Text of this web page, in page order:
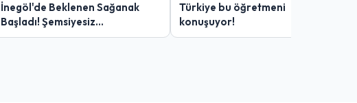
İnegöl'de Beklenen Sağanak
Başladı! Şemsiyesiz
Yakalananlar Zor Anlar Yaşadı
Türkiye bu öğretmeni
konuşuyor!